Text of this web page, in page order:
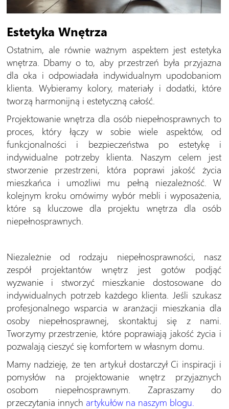
Estetyka Wnętrza
Ostatnim, ale równie ważnym aspektem jest estetyka
wnętrza. Dbamy o to, aby przestrzeń była przyjazna
dla oka i odpowiadała indywidualnym upodobaniom
klienta. Wybieramy kolory, materiały i dodatki, które
tworzą harmonijną i estetyczną całość.
Projektowanie wnętrza dla osób niepełnosprawnych to
proces, który łączy w sobie wiele aspektów, od
funkcjonalności i bezpieczeństwa po estetykę i
indywidualne potrzeby klienta. Naszym celem jest
stworzenie przestrzeni, która poprawi jakość życia
mieszkańca i umożliwi mu pełną niezależność. W
kolejnym kroku omówimy wybór mebli i wyposażenia,
które są kluczowe dla projektu wnętrza dla osób
niepełnosprawnych.
Niezależnie od rodzaju niepełnosprawności, nasz
zespół projektantów wnętrz jest gotów podjąć
wyzwanie i stworzyć mieszkanie dostosowane do
indywidualnych potrzeb każdego klienta. Jeśli szukasz
profesjonalnego wsparcia w aranżacji mieszkania dla
osoby niepełnosprawnej, skontaktuj się z nami.
Tworzymy przestrzenie, które poprawiają jakość życia i
pozwalają cieszyć się komfortem w własnym domu.
Mamy nadzieję, że ten artykuł dostarczył Ci inspiracji i
pomysłów na projektowanie wnętrz przyjaznych
osobom niepełnosprawnym. Zapraszamy do
przeczytania innych artykułów na naszym blogu.